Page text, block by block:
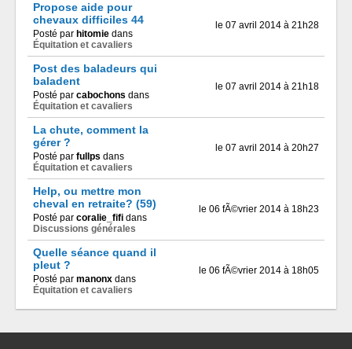
Propose aide pour
chevaux difficiles 44
Posté par hitomie dans
Équitation et cavaliers
le 07 avril 2014 à 21h28
Post des baladeurs qui
baladent
Posté par cabochons dans
Équitation et cavaliers
le 07 avril 2014 à 21h18
La chute, comment la
gérer ?
Posté par fullps dans
Équitation et cavaliers
le 07 avril 2014 à 20h27
Help, ou mettre mon
cheval en retraite? (59)
Posté par coralie_fifi dans
Discussions générales
le 06 fÃ©vrier 2014 à 18h23
Quelle séance quand il
pleut ?
Posté par manonx dans
Équitation et cavaliers
le 06 fÃ©vrier 2014 à 18h05